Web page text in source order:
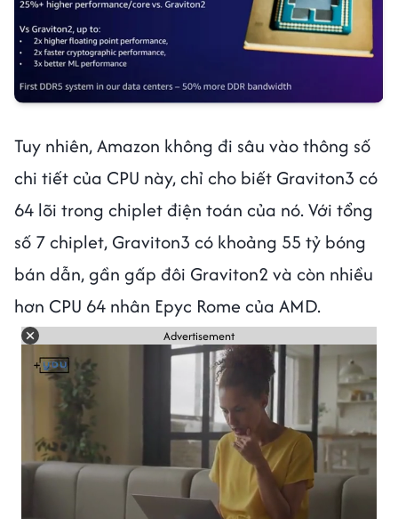
Tuy nhiên, Amazon không đi sâu vào thông số
chi tiết của CPU này, chỉ cho biết Graviton3 có
64 lõi trong chiplet điện toán của nó. Với tổng
số 7 chiplet, Graviton3 có khoảng 55 tỷ bóng
bán dẫn, gần gấp đôi Graviton2 và còn nhiều
hơn CPU 64 nhân Epyc Rome của AMD.
Advertisement